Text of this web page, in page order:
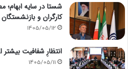
شستا در سایه ابهام؛
کارگران و بازنشستگان
1405/05/12
انتظارِ شفافیت بیشتر
1405/05/11